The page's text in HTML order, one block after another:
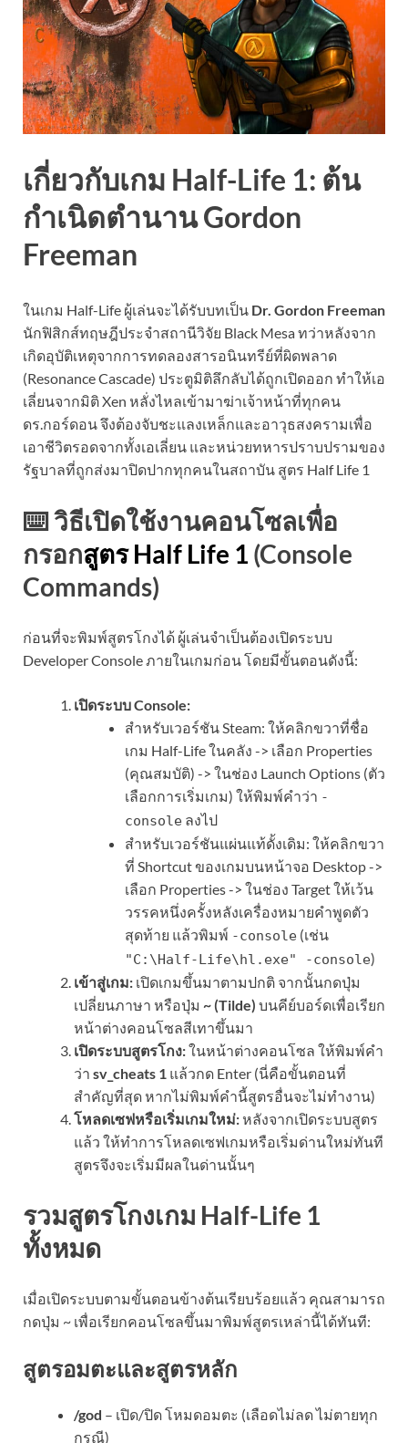
เกี่ยวกับเกม Half-Life 1: ต้น
กำเนิดตำนาน Gordon
Freeman
ในเกม Half-Life ผู้เล่นจะได้รับบทเป็น Dr. Gordon Freeman
นักฟิสิกส์ทฤษฎีประจำสถานีวิจัย Black Mesa ทว่าหลังจาก
เกิดอุบัติเหตุจากการทดลองสารอนินทรีย์ที่ผิดพลาด
(Resonance Cascade) ประตูมิติลึกลับได้ถูกเปิดออก ทำให้เอ
เลี่ยนจากมิติ Xen หลั่งไหลเข้ามาฆ่าเจ้าหน้าที่ทุกคน
ดร.กอร์ดอน จึงต้องจับชะแลงเหล็กและอาวุธสงครามเพื่อ
เอาชีวิตรอดจากทั้งเอเลี่ยน และหน่วยทหารปราบปรามของ
รัฐบาลที่ถูกส่งมาปิดปากทุกคนในสถาบัน สูตร Half Life 1
⌨️ วิธีเปิดใช้งานคอนโซลเพื่อ
กรอกสูตร Half Life 1 (Console
Commands)
ก่อนที่จะพิมพ์สูตรโกงได้ ผู้เล่นจำเป็นต้องเปิดระบบ
Developer Console ภายในเกมก่อน โดยมีขั้นตอนดังนี้:
เปิดระบบ Console:
สำหรับเวอร์ชัน Steam: ให้คลิกขวาที่ชื่อ
เกม Half-Life ในคลัง -> เลือก Properties
(คุณสมบัติ) -> ในช่อง Launch Options (ตัว
เลือกการเริ่มเกม) ให้พิมพ์คำว่า -
console ลงไป
สำหรับเวอร์ชันแผ่นแท้ดั้งเดิม: ให้คลิกขวา
ที่ Shortcut ของเกมบนหน้าจอ Desktop ->
เลือก Properties -> ในช่อง Target ให้เว้น
วรรคหนึ่งครั้งหลังเครื่องหมายคำพูดตัว
สุดท้าย แล้วพิมพ์ -console (เช่น
"C:\Half-Life\hl.exe" -console)
เข้าสู่เกม: เปิดเกมขึ้นมาตามปกติ จากนั้นกดปุ่ม
เปลี่ยนภาษา หรือปุ่ม ~ (Tilde) บนคีย์บอร์ดเพื่อเรียก
หน้าต่างคอนโซลสีเทาขึ้นมา
เปิดระบบสูตรโกง:ในหน้าต่างคอนโซล ให้พิมพ์คำ
ว่า sv_cheats 1 แล้วกด Enter (นี่คือขั้นตอนที่
สำคัญที่สุด หากไม่พิมพ์คำนี้สูตรอื่นจะไม่ทำงาน)
โหลดเซฟหรือเริ่มเกมใหม่:หลังจากเปิดระบบสูตร
แล้ว ให้ทำการโหลดเซฟเกมหรือเริ่มด่านใหม่ทันที
สูตรจึงจะเริ่มมีผลในด่านนั้นๆ
รวมสูตรโกงเกม Half-Life 1
ทั้งหมด
เมื่อเปิดระบบตามขั้นตอนข้างต้นเรียบร้อยแล้ว คุณสามารถ
กดปุ่ม ~ เพื่อเรียกคอนโซลขึ้นมาพิมพ์สูตรเหล่านี้ได้ทันที:
สูตรอมตะและสูตรหลัก
/god – เปิด/ปิด โหมดอมตะ (เลือดไม่ลด ไม่ตายทุก
กรณี)